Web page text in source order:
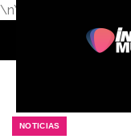
\n\n
NOTICIAS